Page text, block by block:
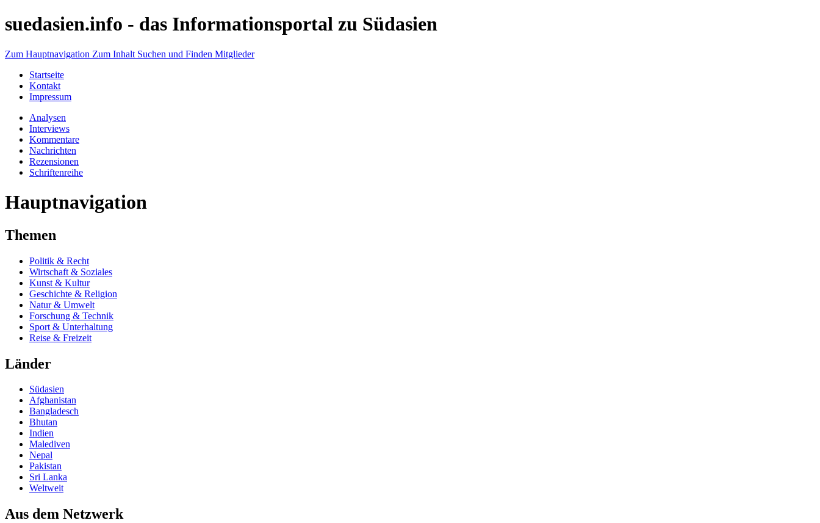
suedasien.info - das Informationsportal zu Südasien
Zum Hauptnavigation Zum Inhalt Suchen und Finden Mitglieder
Startseite
Kontakt
Impressum
Analysen
Interviews
Kommentare
Nachrichten
Rezensionen
Schriftenreihe
Hauptnavigation
Themen
Politik & Recht
Wirtschaft & Soziales
Kunst & Kultur
Geschichte & Religion
Natur & Umwelt
Forschung & Technik
Sport & Unterhaltung
Reise & Freizeit
Länder
Südasien
Afghanistan
Bangladesch
Bhutan
Indien
Malediven
Nepal
Pakistan
Sri Lanka
Weltweit
Aus dem Netzwerk